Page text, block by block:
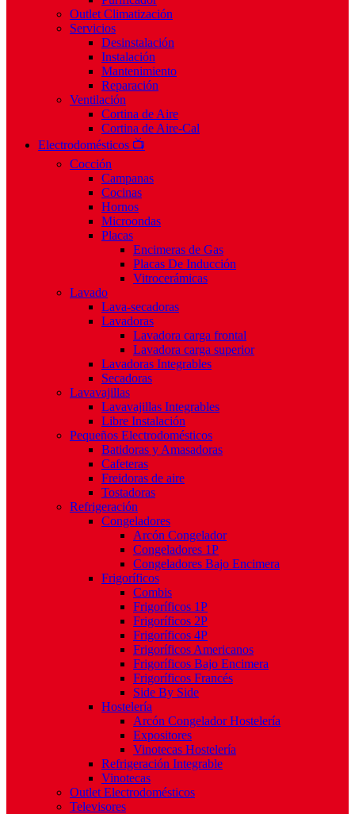
Outlet Climatización
Servicios
Desinstalación
Instalación
Mantenimiento
Reparación
Ventilación
Cortina de Aire
Cortina de Aire-Cal
Electrodomésticos 📺
Cocción
Campanas
Cocinas
Hornos
Microondas
Placas
Encimeras de Gas
Placas De Inducción
Vitrocerámicas
Lavado
Lava-secadoras
Lavadoras
Lavadora carga frontal
Lavadora carga superior
Lavadoras Integrables
Secadoras
Lavavajillas
Lavavajillas Integrables
Libre Instalación
Pequeños Electrodomésticos
Batidoras y Amasadoras
Cafeteras
Freidoras de aire
Tostadoras
Refrigeración
Congeladores
Arcón Congelador
Congeladores 1P
Congeladores Bajo Encimera
Frigoríficos
Combis
Frigoríficos 1P
Frigoríficos 2P
Frigoríficos 4P
Frigoríficos Americanos
Frigoríficos Bajo Encimera
Frigoríficos Francés
Side By Side
Hostelería
Arcón Congelador Hostelería
Expositores
Vinotecas Hostelería
Refrigeración Integrable
Vinotecas
Outlet Electrodomésticos
Televisores